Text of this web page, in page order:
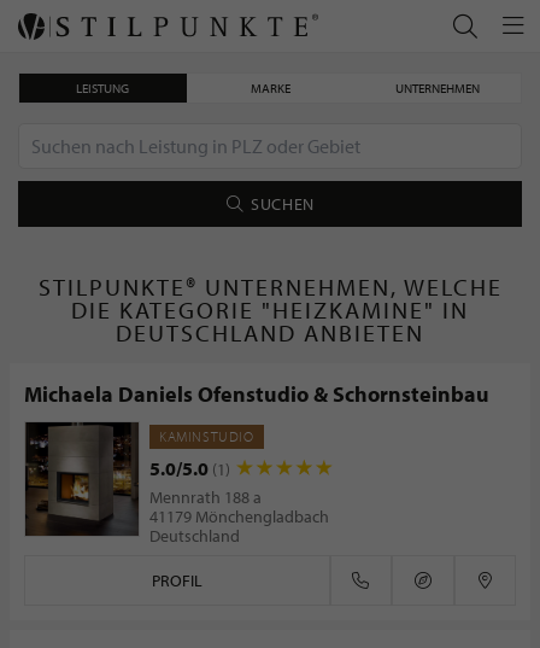
LEISTUNG MARKE UNTERNEHMEN
SUCHEN
STILPUNKTE® UNTERNEHMEN, WELCHE
DIE KATEGORIE "HEIZKAMINE" IN
DEUTSCHLAND ANBIETEN
Michaela Daniels Ofenstudio & Schornsteinbau
KAMINSTUDIO
5.0/5.0 (1)
Mennrath 188 a
41179 Mönchengladbach
Deutschland
PROFIL